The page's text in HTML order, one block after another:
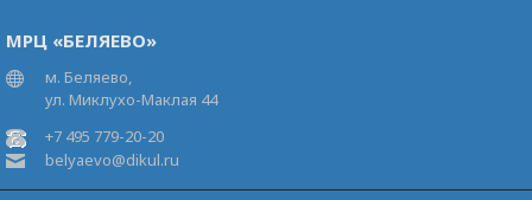
МРЦ «БЕЛЯЕВО»
м. Беляево,
ул. Миклухо-Маклая 44
+7 495 779-20-20
belyaevo@dikul.ru